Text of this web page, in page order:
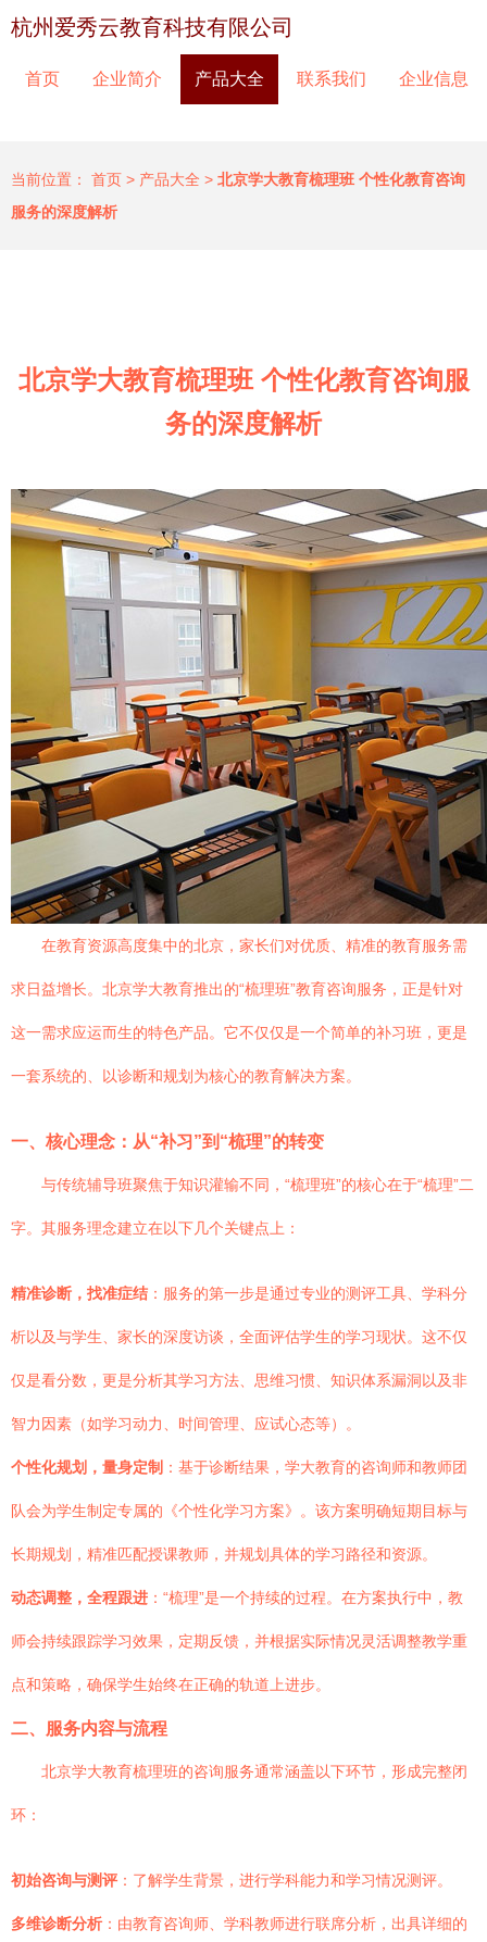
杭州爱秀云教育科技有限公司
首页 企业简介 产品大全 联系我们 企业信息
当前位置： 首页 > 产品大全 > 北京学大教育梳理班 个性化教育咨询
服务的深度解析
北京学大教育梳理班 个性化教育咨询服
务的深度解析
在教育资源高度集中的北京，家长们对优质、精准的教育服务需
求日益增长。北京学大教育推出的“梳理班”教育咨询服务，正是针对
这一需求应运而生的特色产品。它不仅仅是一个简单的补习班，更是
一套系统的、以诊断和规划为核心的教育解决方案。
一、核心理念：从“补习”到“梳理”的转变
与传统辅导班聚焦于知识灌输不同，“梳理班”的核心在于“梳理”二
字。其服务理念建立在以下几个关键点上：
精准诊断，找准症结 ：服务的第一步是通过专业的测评工具、学科分
析以及与学生、家长的深度访谈，全面评估学生的学习现状。这不仅
仅是看分数，更是分析其学习方法、思维习惯、知识体系漏洞以及非
智力因素（如学习动力、时间管理、应试心态等）。
个性化规划，量身定制 ：基于诊断结果，学大教育的咨询师和教师团
队会为学生制定专属的《个性化学习方案》。该方案明确短期目标与
长期规划，精准匹配授课教师，并规划具体的学习路径和资源。
动态调整，全程跟进 ：“梳理”是一个持续的过程。在方案执行中，教
师会持续跟踪学习效果，定期反馈，并根据实际情况灵活调整教学重
点和策略，确保学生始终在正确的轨道上进步。
二、服务内容与流程
北京学大教育梳理班的咨询服务通常涵盖以下环节，形成完整闭
环：
初始咨询与测评 ：了解学生背景，进行学科能力和学习情况测评。
多维诊断分析 ：由教育咨询师、学科教师进行联席分析，出具详细的